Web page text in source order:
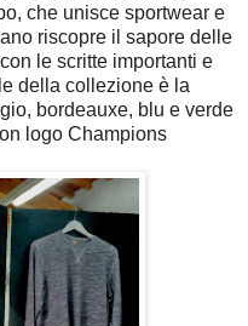
che unisce sportwear e
riscopre il sapore delle
le scritte importanti e
della collezione è la
bordeauxe, blu e verde
logo Champions